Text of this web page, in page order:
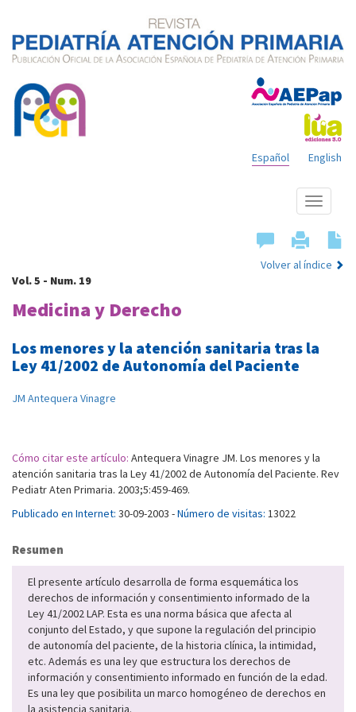
English
Español
Mostrar
menú
Volver al índice
Vol. 5 - Num. 19
Medicina y Derecho
Los menores y la atención sanitaria tras la
Ley 41/2002 de Autonomía del Paciente
JM Antequera Vinagre
Cómo citar este artículo: Antequera Vinagre JM. Los menores y la
atención sanitaria tras la Ley 41/2002 de Autonomía del Paciente. Rev
Pediatr Aten Primaria. 2003;5:459-469.
Publicado en Internet: 30-09-2003 -Número de visitas: 13022
Resumen
El presente artículo desarrolla de forma esquemática los
derechos de información y consentimiento informado de la
Ley 41/2002 LAP. Esta es una norma básica que afecta al
conjunto del Estado, y que supone la regulación del principio
de autonomía del paciente, de la historia clínica, la intimidad,
etc. Además es una ley que estructura los derechos de
información y consentimiento informado en función de la edad.
Es una ley que posibilita un marco homogéneo de derechos en
la asistencia sanitaria.